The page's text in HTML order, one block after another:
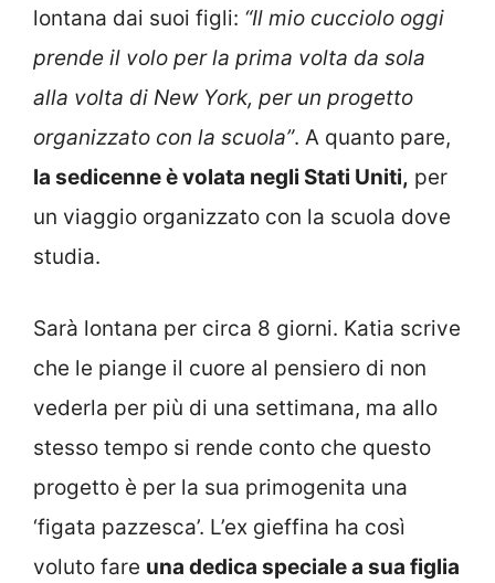
lontana dai suoi figli: “Il mio cucciolo oggi
prende il volo per la prima volta da sola
alla volta di New York, per un progetto
organizzato con la scuola”. A quanto pare,
la sedicenne è volata negli Stati Uniti, per
un viaggio organizzato con la scuola dove
studia.
Sarà lontana per circa 8 giorni. Katia scrive
che le piange il cuore al pensiero di non
vederla per più di una settimana, ma allo
stesso tempo si rende conto che questo
progetto è per la sua primogenita una
‘figata pazzesca’. L’ex gieffina ha così
voluto fare una dedica speciale a sua figlia